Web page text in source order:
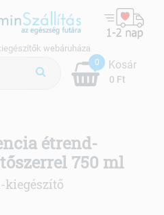
webáruháza
0
0 Ft
Kosár
étrend-
750 ml
kiegészítő